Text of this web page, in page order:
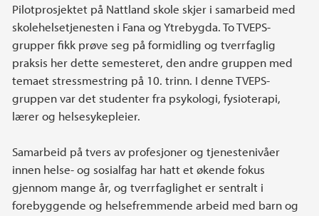
Pilotprosjektet på Nattland skole skjer i samarbeid med
skolehelsetjenesten i Fana og Ytrebygda. To TVEPS-
grupper fikk prøve seg på formidling og tverrfaglig
praksis her dette semesteret, den andre gruppen med
temaet stressmestring på 10. trinn. I denne TVEPS-
gruppen var det studenter fra psykologi, fysioterapi,
lærer og helsesykepleier.
Samarbeid på tvers av profesjoner og tjenestenivåer
innen helse- og sosialfag har hatt et økende fokus
gjennom mange år, og tverrfaglighet er sentralt i
forebyggende og helsefremmende arbeid med barn og